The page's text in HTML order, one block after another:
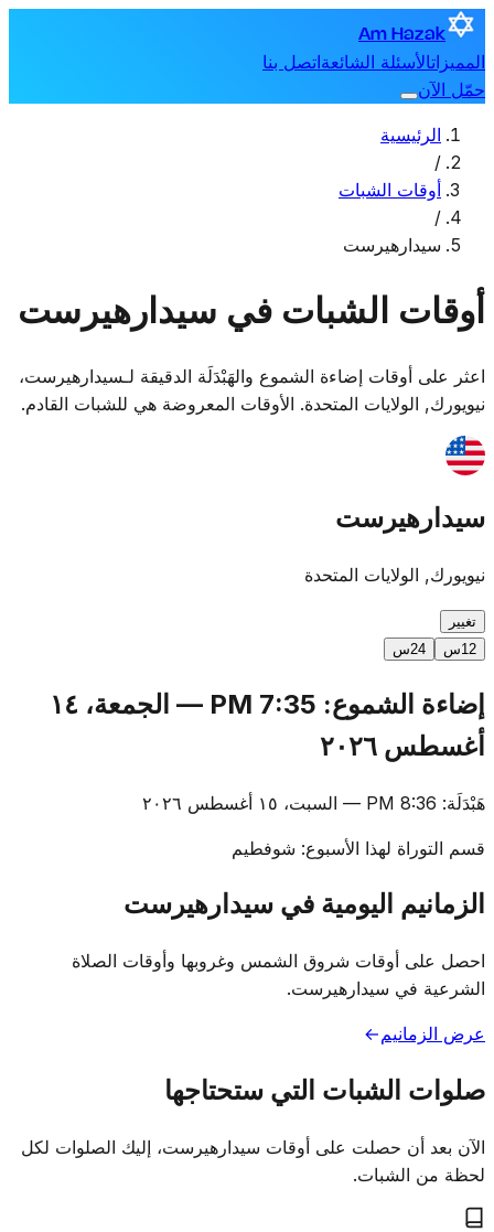
Am Hazak
المميزاتالأسئلة الشائعةاتصل بنا
حمّل الآن
الرئيسية
/
أوقات الشبات
/
سيدارهيرست
أوقات الشبات في سيدارهيرست
اعثر على أوقات إضاءة الشموع والهَبْدَلَة الدقيقة لـسيدارهيرست،
نيويورك, الولايات المتحدة. الأوقات المعروضة هي للشبات القادم.
سيدارهيرست
نيويورك, الولايات المتحدة
تغيير
12س
24س
إضاءة الشموع:
7:35 PM
—
الجمعة، ١٤
أغسطس ٢٠٢٦
هَبْدَلَة:
8:36 PM
— السبت، ١٥ أغسطس ٢٠٢٦
قسم التوراة لهذا الأسبوع: شوفطيم
الزمانيم اليومية في سيدارهيرست
احصل على أوقات شروق الشمس وغروبها وأوقات الصلاة
الشرعية في سيدارهيرست.
عرض الزمانيم→
صلوات الشبات التي ستحتاجها
الآن بعد أن حصلت على أوقات سيدارهيرست، إليك الصلوات لكل
لحظة من الشبات.